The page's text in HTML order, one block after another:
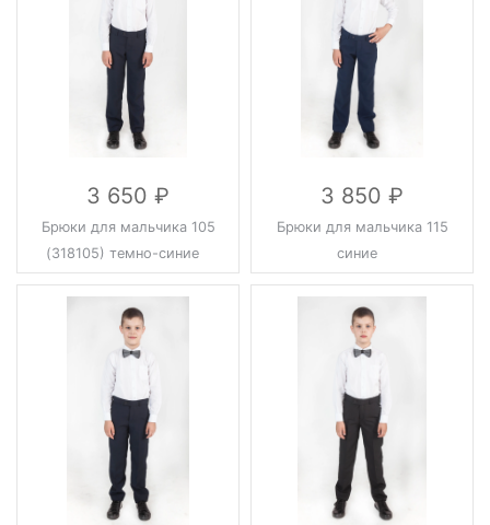
3 650
Брюки для мальчика 105
(318105) темно-синие
3 850
Брюки для мальчика 115
синие